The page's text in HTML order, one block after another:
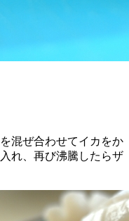
混ぜ合わせてイカをか
れ、再び沸騰したらザ